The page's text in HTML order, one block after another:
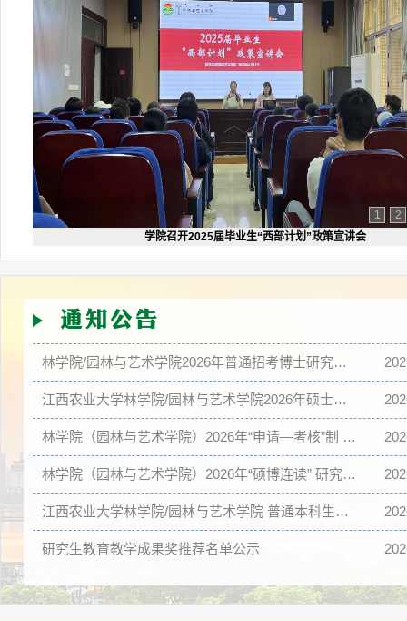
1
2
学院召开2025届毕业生“西部计划”政策宣讲会
林学院/园林与艺术学院2026年普通招考博士研究生 招生录取工作实施细则
江西农业大学林学院/园林与艺术学院2026年硕士研究生 一志愿考生复试情况公示
林学院（园林与艺术学院）2026年“申请—考核”制 博士招生工作实施细则
林学院（园林与艺术学院）2026年“硕博连读” 研究生选拔实施细则
江西农业大学林学院/园林与艺术学院 普通本科生转专业实施细则
研究生教育教学成果奖推荐名单公示